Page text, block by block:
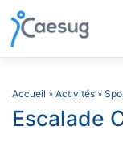
content
Accueil » Activités »
Escalade